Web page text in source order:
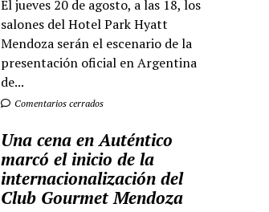
El jueves 20 de agosto, a las 18, los
salones del Hotel Park Hyatt
Mendoza serán el escenario de la
presentación oficial en Argentina
de...
Comentarios cerrados
Una cena en Auténtico
marcó el inicio de la
internacionalización del
Club Gourmet Mendoza